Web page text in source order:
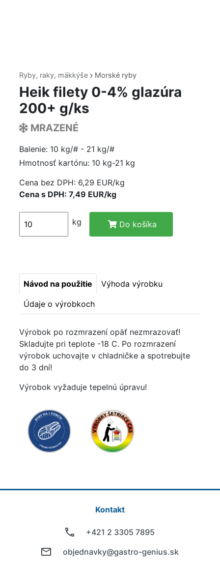
Ryby, raky, mäkkýše Morské ryby
Heik filety 0-4% glazúra
200+ g/ks
MRAZENÉ
Balenie: 10 kg/# - 21 kg/#
Hmotnosť kartónu: 10 kg-21 kg
Cena bez DPH: 6,29 EUR/kg
Cena s DPH: 7,49 EUR/kg
kg Do košíka
Návod na použitie Výhoda výrobku
Údaje o výrobkoch
Výrobok po rozmrazení opäť nezmrazovať!
Skladujte pri teplote -18 C. Po rozmrazení
výrobok uchovajte v chladničke a spotrebujte
do 3 dní!
Výrobok vyžaduje tepelnú úpravu!
Kontakt
+421 2 3305 7895
objednavky@gastro-genius.sk